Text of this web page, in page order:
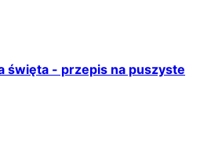
święta - przepis na puszyste